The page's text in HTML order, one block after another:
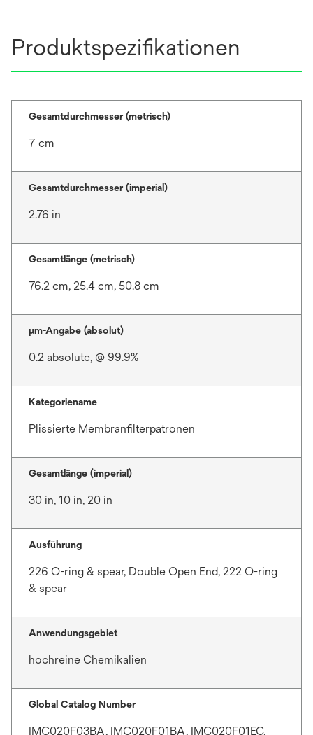
Produktspezifikationen
Gesamtdurchmesser (metrisch)
7 cm
Gesamtdurchmesser (imperial)
2.76 in
Gesamtlänge (metrisch)
76.2 cm, 25.4 cm, 50.8 cm
μm-Angabe (absolut)
0.2 absolute, @ 99.9%
Kategoriename
Plissierte Membranfilterpatronen
Gesamtlänge (imperial)
30 in, 10 in, 20 in
Ausführung
226 O-ring & spear, Double Open End, 222 O-ring
& spear
Anwendungsgebiet
hochreine Chemikalien
Global Catalog Number
IMC020F03BA, IMC020F01BA, IMC020F01EC,